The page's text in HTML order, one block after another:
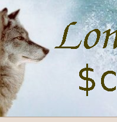
au
contenu.
Aller
à
la
navigation
Outils